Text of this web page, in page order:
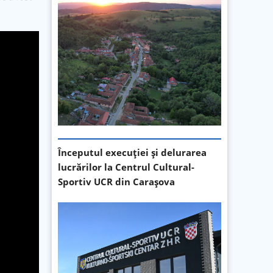
Începutul execuției și delurarea
lucrărilor la Centrul Cultural-
Sportiv UCR din Carașova